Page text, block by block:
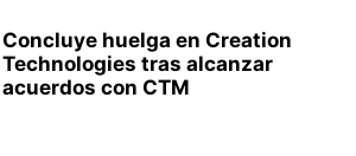
Concluye huelga en Creation
Technologies tras alcanzar
acuerdos con CTM